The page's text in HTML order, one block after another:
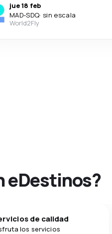
jue 18 feb
MAD-SDQ· sin escala
World2Fly
eDestinos?
de calidad
los servicios